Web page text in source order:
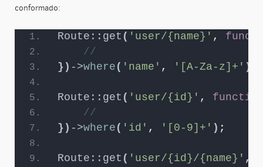
conformado:
Route::get ( 'user/{name}' ,
//
}) ->where ( 'name' , '[A-Za-z]+' )
Route::get ( 'user/{id}' ,
//
}) ->where ( 'id' , '[0-9]+' ) ;
Route::get ( 'user/{id}/{name}' ,